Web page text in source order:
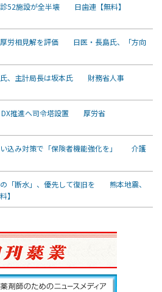
52施設が全半壊 日歯連【無料】
厚労相見解を評価 日医・長島氏、「方向
氏、主計局長は坂本氏 財務省人事
DX推進へ司令塔設置 厚労省
い込み対策で「保険者機能強化を」 介護
「断水」、優先して復旧を 熊本地震、
】